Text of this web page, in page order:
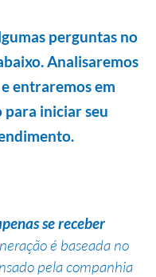
perguntas no
Analisaremos
entraremos em
iniciar seu
se receber
é baseada no
pela companhia